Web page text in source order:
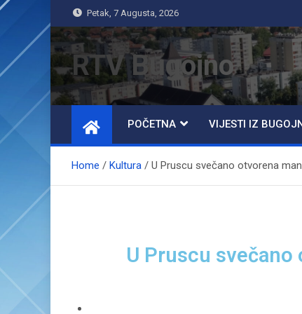
Petak, 7 Augusta, 2026
RTV Bugojno
POČETNA VIJESTI IZ
Home Kultura U Pruscu svečano otvorena
U Pruscu svečano